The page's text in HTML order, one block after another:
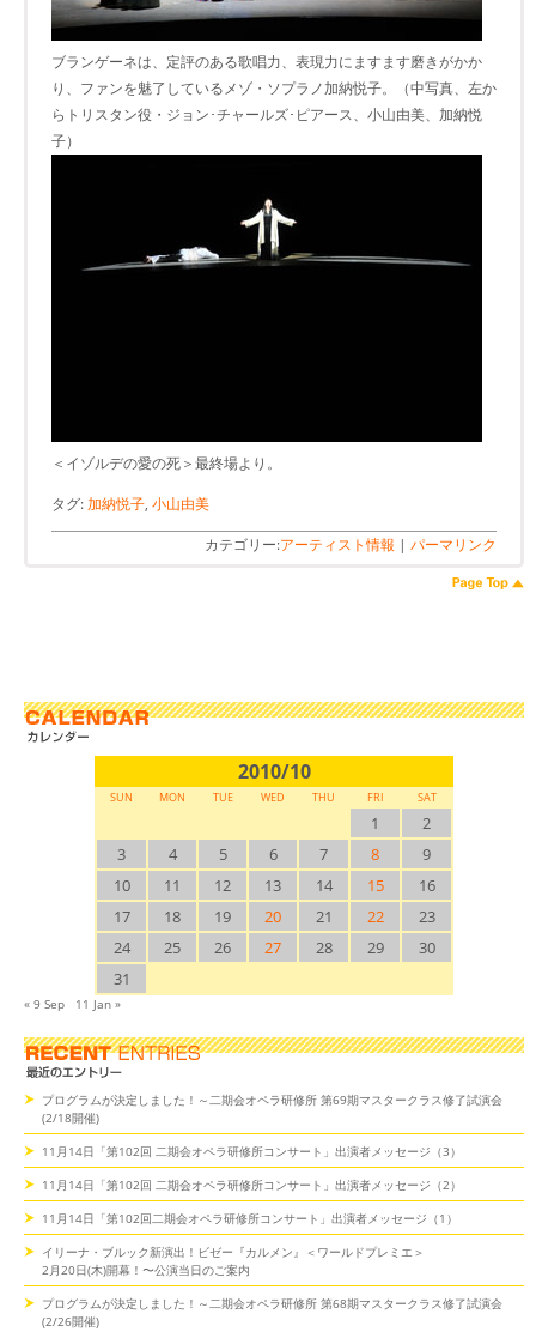
ブランゲーネは、定評のある歌唱力、表現力にますます磨きがかか
り、ファンを魅了しているメゾ・ソプラノ加納悦子。（中写真、左か
らトリスタン役・ジョン･チャールズ･ピアース、小山由美、加納悦
子）
＜イゾルデの愛の死＞最終場より。
タグ:加納悦子, 小山由美
カテゴリー:アーティスト情報 | パーマリンク
2010/10
SUN MON TUE WED THU FRI SAT
1
2
3
4 5 6 7 8
9
10
11 12 13 14 15
16
17
18 19 20 21 22
23
24
25 26 27 28 29
30
31
« 9 Sep 11 Jan »
プログラムが決定しました！～二期会オペラ研修所 第69期マスタークラス修了試演会
(2/18開催)
11月14日「第102回 二期会オペラ研修所コンサート」出演者メッセージ（3）
11月14日「第102回 二期会オペラ研修所コンサート」出演者メッセージ（2）
11月14日「第102回二期会オペラ研修所コンサート」出演者メッセージ（1）
イリーナ・ブルック新演出！ビゼー『カルメン』＜ワールドプレミエ＞
2月20日(木)開幕！〜公演当日のご案内
プログラムが決定しました！～二期会オペラ研修所 第68期マスタークラス修了試演会
(2/26開催)